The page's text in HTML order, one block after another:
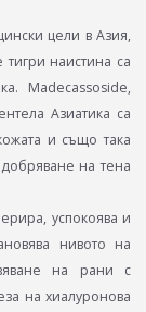
цели в Азия,
наистина са
Madecassoside,
Азиатика са
и също така
на тена
успокоява и
нивото на
на рани с
на хиалуронова